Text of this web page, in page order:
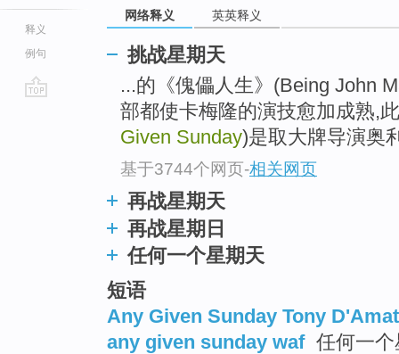
释义
例句
网络释义 英英释义
挑战星期天
...的《傀儡人生》(Being John
部都使卡梅隆的演技愈加成熟,
Given Sunday)是取大牌导演奥
基于3744个网页-相关网页
再战星期天
再战星期日
任何一个星期天
短语
Any Given Sunday Tony
any given sunday waf 任何一